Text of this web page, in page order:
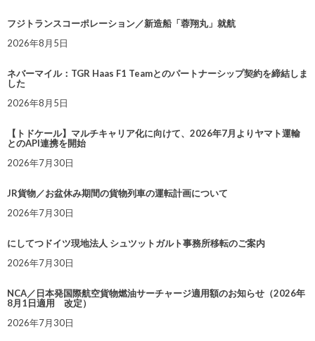
フジトランスコーポレーション／新造船「蓉翔丸」就航
2026年8月5日
ネバーマイル：TGR Haas F1 Teamとのパートナーシップ契約を締結しま
した
2026年8月5日
【トドケール】マルチキャリア化に向けて、2026年7月よりヤマト運輸
とのAPI連携を開始
2026年7月30日
JR貨物／お盆休み期間の貨物列車の運転計画について
2026年7月30日
にしてつドイツ現地法人 シュツットガルト事務所移転のご案内
2026年7月30日
NCA／日本発国際航空貨物燃油サーチャージ適用額のお知らせ（2026年
8月1日適用 改定）
2026年7月30日